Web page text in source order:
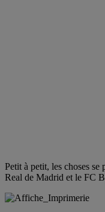
Petit à petit, les choses
Real de Madrid et le FC